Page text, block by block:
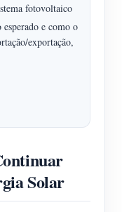
de energia
fábrica
fotovoltaico
e como o
exportação,
Solar